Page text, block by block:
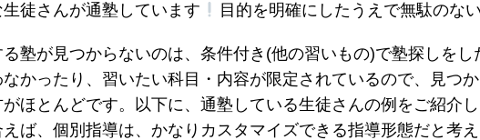
生徒さんが通塾しています 目的を明確にしたうえで無駄のな
塾が見つからないのは、条件付き(他の習いもの)で塾探しをし
なかったり、習いたい科目・内容が限定されているので、見つ
がほとんどです。以下に、通塾している生徒さんの例をご紹介
ば、個別指導は、かなりカスタマイズできる指導形態だと考